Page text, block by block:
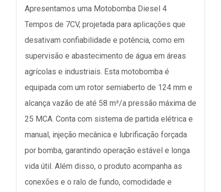
Apresentamos uma Motobomba Diesel 4
Tempos de 7CV, projetada para aplicações que
desativam confiabilidade e potência, como em
supervisão e abastecimento de água em áreas
agrícolas e industriais. Esta motobomba é
equipada com um rotor semiaberto de 124 mm e
alcança vazão de até 58 m³/a pressão máxima de
25 MCA. Conta com sistema de partida elétrica e
manual, injeção mecânica e lubrificação forçada
por bomba, garantindo operação estável e longa
vida útil. Além disso, o produto acompanha as
conexões e o ralo de fundo, comodidade e